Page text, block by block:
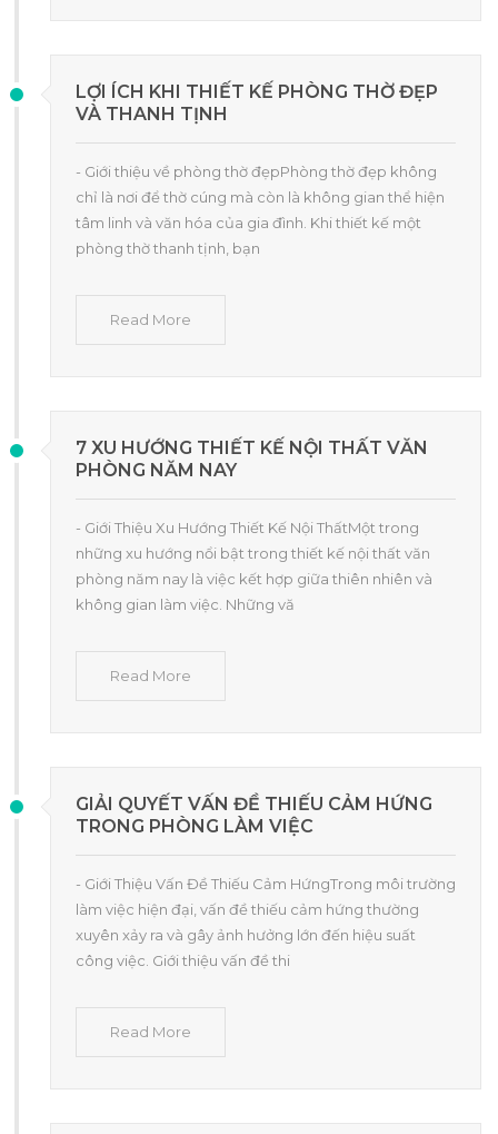
LỢI ÍCH KHI THIẾT KẾ PHÒNG THỜ ĐẸP
VÀ THANH TỊNH
- Giới thiệu về phòng thờ đẹpPhòng thờ đẹp không
chỉ là nơi để thờ cúng mà còn là không gian thể hiện
tâm linh và văn hóa của gia đình. Khi thiết kế một
phòng thờ thanh tịnh, bạn
Read More
7 XU HƯỚNG THIẾT KẾ NỘI THẤT VĂN
PHÒNG NĂM NAY
- Giới Thiệu Xu Hướng Thiết Kế Nội ThấtMột trong
những xu hướng nổi bật trong thiết kế nội thất văn
phòng năm nay là việc kết hợp giữa thiên nhiên và
không gian làm việc. Những vă
Read More
GIẢI QUYẾT VẤN ĐỀ THIẾU CẢM HỨNG
TRONG PHÒNG LÀM VIỆC
- Giới Thiệu Vấn Đề Thiếu Cảm HứngTrong môi trường
làm việc hiện đại, vấn đề thiếu cảm hứng thường
xuyên xảy ra và gây ảnh hưởng lớn đến hiệu suất
công việc. Giới thiệu vấn đề thi
Read More